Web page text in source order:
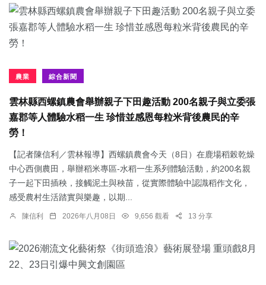
農業 綜合新聞
雲林縣西螺鎮農會舉辦親子下田趣活動 200名親子與立委張
嘉郡等人體驗水稻一生 珍惜並感恩每粒米背後農民的辛
勞！
【記者陳信利／雲林報導】西螺鎮農會今天（8日）在鹿場稻榖乾燥
中心西側農田，舉辦稻米專區-水稻一生系列體驗活動，約200名親
子一起下田插秧，接觸泥土與秧苗，從實際體驗中認識稻作文化，
感受農村生活踏實與樂趣，以期...
陳信利 2026年八月08日 9,656 觀看 13 分享